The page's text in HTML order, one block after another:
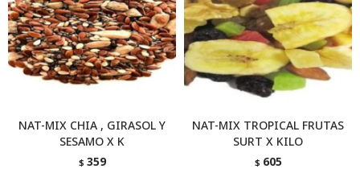
NAT-MIX CHIA , GIRASOL Y
SESAMO X K
$ 359
NAT-MIX TROPICAL FRUTAS
SURT X KILO
$ 605